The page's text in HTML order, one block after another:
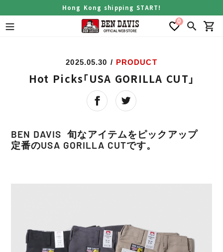
to
content
Hong Kong shipping START!
0
Search
2025.05.30 / PRODUCT
Hot Picks「USA GORILLA CUT」
BEN DAVIS 旬なアイテムをピックアップ
定番のUSA GORILLA CUTです。